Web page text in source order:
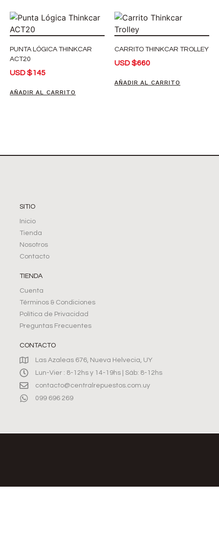
PUNTA LÓGICA THINKCAR
ACT20
USD$145
AÑADIR AL CARRITO
CARRITO THINKCAR TROLLEY
USD$660
AÑADIR AL CARRITO
SITIO
Inicio
Tienda
Nosotros
Contacto
TIENDA
Cuenta
Términos & Condiciones
Política de Privacidad
Preguntas Frecuentes
CONTACTO
Las Azaleas 676, Nueva Helvecia, UY
Lun-Vier : 8-12hs y 14-19hs | Sáb: 8-12hs
contacto@centralrepuestos.com.uy
099 696 269